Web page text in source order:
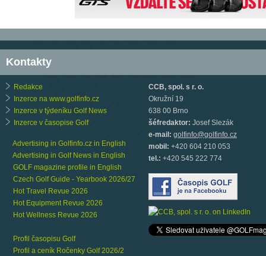
Kontakty
Redakce
Inzerce na www.golfinfo.cz
Inzerce v týdeníku Golf News
Inzerce v časopise Golf
Advertising in Golfinfo.cz in English
Advertising in Golf News in English
GOLF magazine profile in English
Czech Golf Guide - Yearbook 2026/27
Hot Travel Revue 2026
Hot Equipment Revue 2026
Hot Wellness Revue 2026
Profil časopisu Golf
Profil a ceník Ročenky Golf 2026/2
CCB, spol. s r. o.
Okružní 19
638 00 Brno
šéfredaktor: Josef Slezák
e-mail: golfinfo@golfinfo.cz
mobil: +420 604 210 053
tel.: +420 545 222 774